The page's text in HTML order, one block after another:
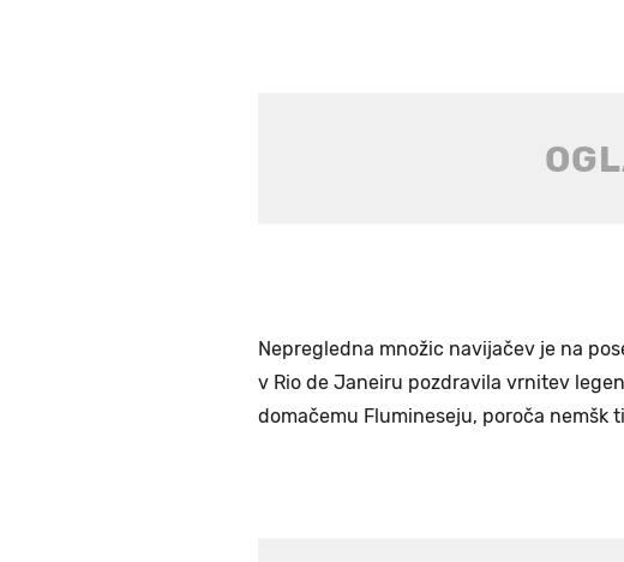
Nepregledna množic navijačev je na
v Rio de Janeiru pozdravila vrnitev
domačemu Flumineseju, poroča nemšk